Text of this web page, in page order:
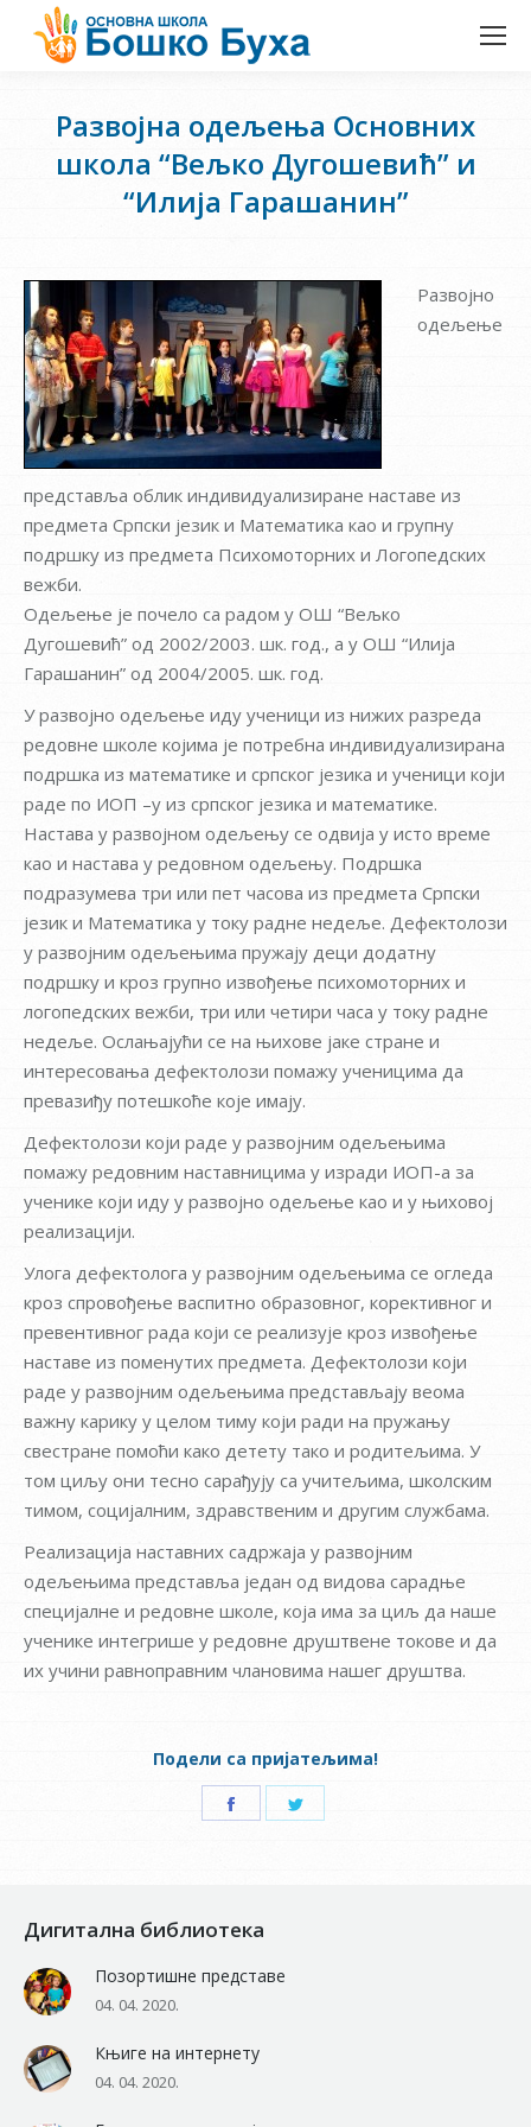
Развојна одељења Основних
школа “Вељко Дугошевић” и
“Илија Гарашанин”
Развојно
одељење
представља облик индивидуализиране наставе из
предмета Српски језик и Математика као и групну
подршку из предмета Психомоторних и Логопедских
вежби.
Одељење је почело са радом у ОШ “Вељко
Дугошевић” од 2002/2003. шк. год., а у ОШ “Илија
Гарашанин” од 2004/2005. шк. год.
У развојно одељење иду ученици из нижих разреда
редовне школе којима је потребна индивидуализирана
подршка из математике и српског језика и ученици који
раде по ИОП –у из српског језика и математике.
Настава у развојном одељењу се одвија у исто време
као и настава у редовном одељењу. Подршка
подразумева три или пет часова из предмета Српски
језик и Математика у току радне недеље. Дефектолози
у развојним одељењима пружају деци додатну
подршку и кроз групно извођење психомоторних и
логопедских вежби, три или четири часа у току радне
недеље. Ослањајући се на њихове јаке стране и
интересовања дефектолози помажу ученицима да
превазиђу потешкоће које имају.
Дефектолози који раде у развојним одељењима
помажу редовним наставницима у изради ИОП-а за
ученике који иду у развојно одељење као и у њиховој
реализацији.
Улога дефектолога у развојним одељењима се огледа
кроз спровођење васпитно образовног, корективног и
превентивног рада који се реализује кроз извођење
наставе из поменутих предмета. Дефектолози који
раде у развојним одељењима представљају веома
важну карику у целом тиму који ради на пружању
свестране помоћи како детету тако и родитељима. У
том циљу они тесно сарађују са учитељима, школским
тимом, социјалним, здравственим и другим службама.
Реализација наставних садржаја у развојним
одељењима представља један од видова сарадње
специјалне и редовне школе, која има за циљ да наше
ученике интегрише у редовне друштвене токове и да
их учини равноправним члановима нашег друштва.
Подели са пријатељима!
Share
Дигитална библиотека
Позортишне представе
04. 04. 2020.
Књиге на интернету
04. 04. 2020.